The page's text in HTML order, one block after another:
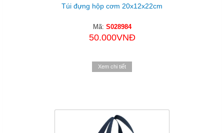
Túi đựng hộp cơm 20x12x22cm
Mã: S028984
50.000VNĐ
Xem chi tiết